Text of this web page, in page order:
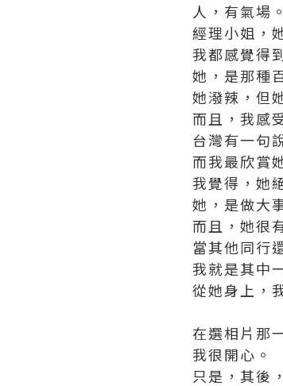
人，有氣場。
經理小姐，
我都感覺得
她，是那種
她潑辣，但
而且，我感
台灣有一句
而我最欣賞
我覺得，她
她，是做大
而且，她很
當其他同行
我就是其中
從她身上，
在選相片那
我很開心。
只是，其後